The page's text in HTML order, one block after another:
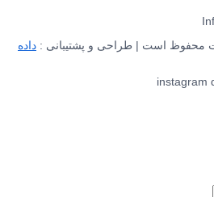
محفوظ است | طراحی و پشتیبانی : داده